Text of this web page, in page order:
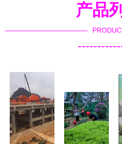
产品